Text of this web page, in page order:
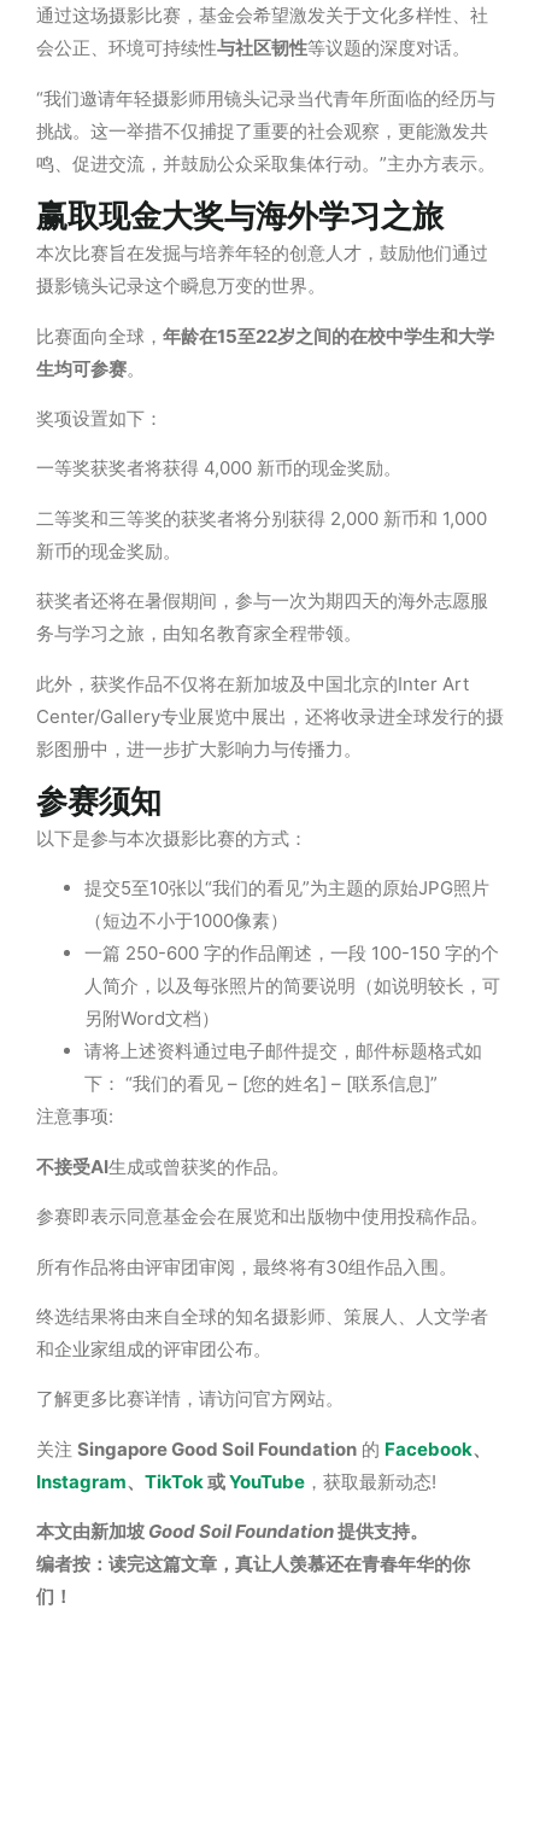
通过这场摄影比赛 ，基金会希望激发关于文化多样性、社
会公正、 环境可持续性与社区韧性等议题的深度对话。
“我们邀请年轻摄影师用镜头记录当代青年所面临的经历与
挑战。这一举措不仅捕捉了重要的社会观察，更能激发共
鸣、促进交流，并鼓励公众采取集体行动。 ”主办方表示。
赢取现金大奖与海外学习之旅
本次比赛旨在发掘与培养年轻的创意人才，鼓励他们通过
摄影镜头记录这个瞬息万变的世界。
比赛面向全球， 年龄在15至22岁之间的在校中学生和大学
生均可参赛。
奖项设置如下：
一等奖获奖者将获得 4,000 新币的现金奖励。
二等奖和三等奖的获奖者将分别获得 2,000 新币和 1,000
新币的现金奖励。
获奖者还将在暑假期间 ，参与一次为期四天的海外志愿服
务与学习之旅，由知名教育家全程带领。
此外，获奖作品不仅将在新加坡及中国北京的Inter Art
Center/Gallery专业展览中展出，还将收录进全球发行的摄
影图册中，进一步扩大影响力与传播力。
参赛须知
以下是参与本次摄影比赛的方式：
提交5至10张以“我们的看见”为主题的原始JPG照片
（短边不小于1000像素）
一篇 250-600 字的作品阐述，一段 100-150 字的个
人简介，以及每张照片的简要说明（如说明较长，可
另附Word文档）
请将上述资料通过电子邮件提交，邮件标题格式如
下： “我们的看见 – [您的姓名] – [联系信息]”
注意事项:
不接受AI生成或曾获奖的作品。
参赛即表示同意基金会在展览和出版物中使用投稿作品。
所有作品将由评审团审阅，最终将有30组作品入围。
终选结果将由来自全球的知名摄影师、策展人、人文学者
和企业家组成的评审团公布。
了解更多比赛详情，请访问官方网站。
关注 Singapore Good Soil Foundation 的 Facebook、
Instagram、 TikTok 或YouTube ，获取最新动态!
本文由新加坡 Good Soil Foundation提供支持。
编者按： 读完这篇文章，真让人羡慕还在青春年华的你
们 ！